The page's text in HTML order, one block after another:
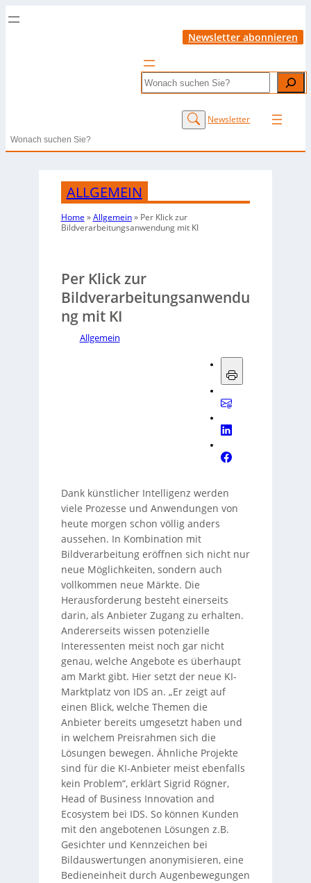
Newsletter abonnieren
Search
Newsletter
Search
ALLGEMEIN
Home »Allgemein» Per Klick zur
Bildverarbeitungsanwendung mit KI
Per Klick zur
Bildverarbeitungsanwendu
ng mit KI
Allgemein
Dank künstlicher Intelligenz werden
viele Prozesse und Anwendungen von
heute morgen schon völlig anders
aussehen. In Kombination mit
Bildverarbeitung eröffnen sich nicht nur
neue Möglichkeiten, sondern auch
vollkommen neue Märkte. Die
Herausforderung besteht einerseits
darin, als Anbieter Zugang zu erhalten.
Andererseits wissen potenzielle
Interessenten meist noch gar nicht
genau, welche Angebote es überhaupt
am Markt gibt. Hier setzt der neue KI-
Marktplatz von IDS an. „Er zeigt auf
einen Blick, welche Themen die
Anbieter bereits umgesetzt haben und
in welchem Preisrahmen sich die
Lösungen bewegen. Ähnliche Projekte
sind für die KI-Anbieter meist ebenfalls
kein Problem“, erklärt Sigrid Rögner,
Head of Business Innovation and
Ecosystem bei IDS. So können Kunden
mit den angebotenen Lösungen z.B.
Gesichter und Kennzeichen bei
Bildauswertungen anonymisieren, eine
Bedieneinheit durch Augenbewegungen